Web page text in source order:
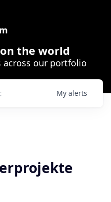
the world
our portfolio
My alerts